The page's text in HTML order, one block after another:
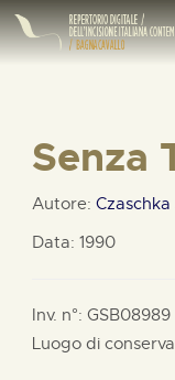
Senza
Autore:
Data: 1990
Inv. n°: GSB08989
Luogo di